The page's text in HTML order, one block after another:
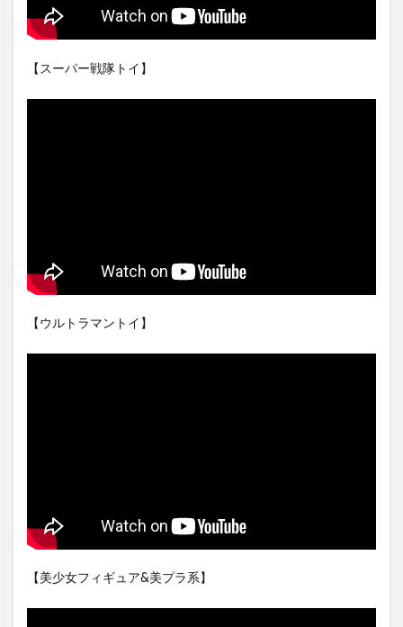
【スーパー戦隊トイ】
【ウルトラマントイ】
【美少女フィギュア&美プラ系】